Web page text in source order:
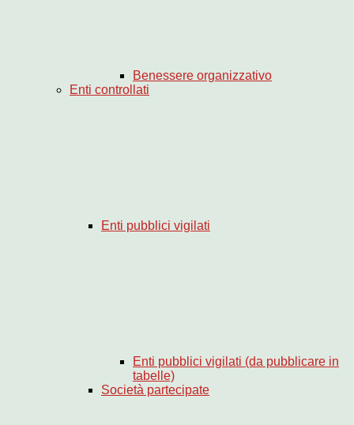
Benessere organizzativo
Enti controllati
Enti pubblici vigilati
Enti pubblici vigilati (da pubblicare in
tabelle)
Società partecipate